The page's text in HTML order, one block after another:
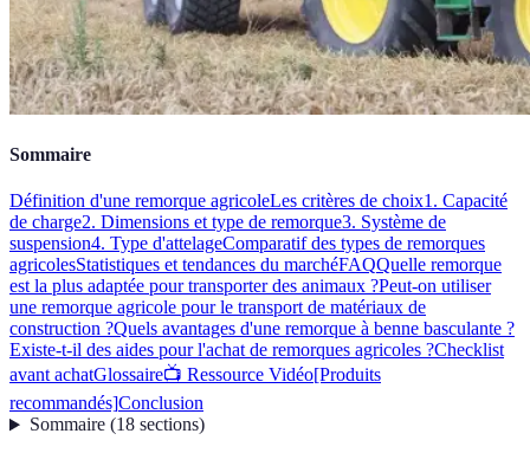
Sommaire
Définition d'une remorque agricoleLes critères de choix1. Capacité
de charge2. Dimensions et type de remorque3. Système de
suspension4. Type d'attelageComparatif des types de remorques
agricolesStatistiques et tendances du marchéFAQQuelle remorque
est la plus adaptée pour transporter des animaux ?Peut-on utiliser
une remorque agricole pour le transport de matériaux de
construction ?Quels avantages d'une remorque à benne basculante ?
Existe-t-il des aides pour l'achat de remorques agricoles ?Checklist
avant achatGlossaire📺 Ressource Vidéo[Produits
recommandés]Conclusion
Sommaire(18 sections)